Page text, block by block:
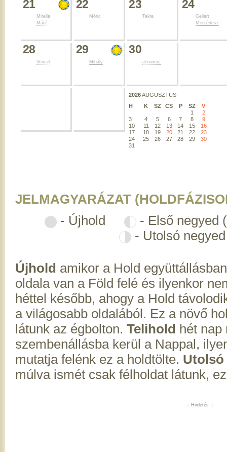
21
Mirella
Máté
22
Móric
23
Tekla
24
Gellért
Mercédesz
28
Vencel
29
Mihály
30
Jeromos
2026AUGUSZTUS
H
K SZ CS P SZ
V
1
2
3
4 5 6 7 8
9
10
11 12 13 14 15
16
17
18 19 20 21 22
23
24
25 26 27 28 29
30
31
JELMAGYARÁZAT
- Újhold
- Első negyed
- Utolsó
Újhold amikor a Hold
oldala van a Föld felé és ilyenkor
héttel később, ahogy a Hold
a világosabb oldalából. Ez a növő
látunk az égbolton. Telihold hét
szembenállásba kerül a Nappal,
mutatja felénk ez a holdtölte. Utolsó
múlva ismét csak félholdat látunk,
:: Hirdetés ::